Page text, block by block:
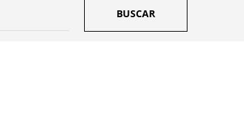
BUSCAR